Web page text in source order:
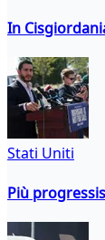
In
Stati Uniti
Più